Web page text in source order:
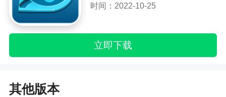
时间：2022-10-25
立即下载
其他版本